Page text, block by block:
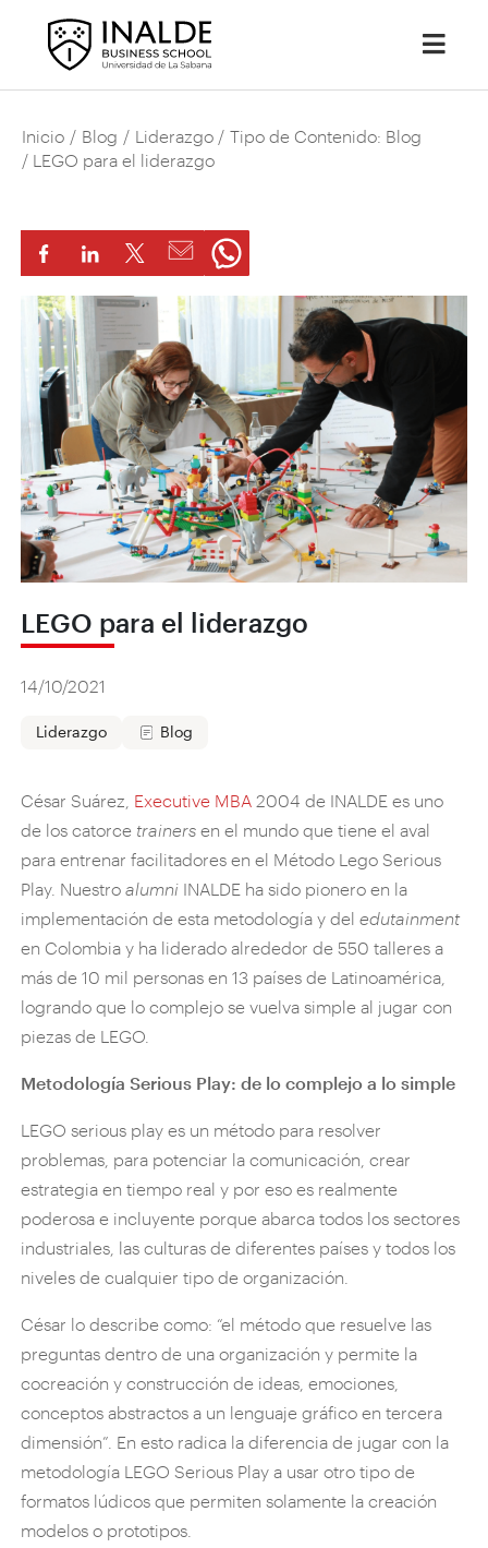
Inicio / Blog / Liderazgo / Tipo de Contenido: Blog
/ LEGO para el liderazgo
LEGO para el liderazgo
14/10/2021
Liderazgo Blog
César Suárez, Executive MBA 2004 de INALDE es uno
de los catorce trainers en el mundo que tiene el aval
para entrenar facilitadores en el Método Lego Serious
Play. Nuestroalumni INALDE ha sido pionero en la
implementación de esta metodología y deledutainment
en Colombia y ha liderado alrededor de 550 talleres a
más de 10 mil personas en 13 países de Latinoamérica,
logrando que lo complejo se vuelva simple al jugar con
piezas de LEGO.
Metodología Serious Play: de lo complejo a lo simple
LEGO serious play es un método para resolver
problemas, para potenciar la comunicación, crear
estrategia en tiempo real y por eso es realmente
poderosa e incluyente porque abarca todos los sectores
industriales, las culturas de diferentes países y todos los
niveles de cualquier tipo de organización.
César lo describe como: “el método que resuelve las
preguntas dentro de una organización y permite la
cocreación y construcción de ideas, emociones,
conceptos abstractos a un lenguaje gráfico en tercera
dimensión”. En esto radica la diferencia de jugar con la
metodología LEGO Serious Play a usar otro tipo de
formatos lúdicos que permiten solamente la creación
modelos o prototipos.